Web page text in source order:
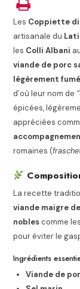
Les Coppiette
artisanale du
les Colli Albani
viande de porc
légèrement
d’où leur nom de
épicées,
appréciées
romaines (
La recette
viande maigre
noblescomme les
pour éviter le
Ingrédients
Viande de